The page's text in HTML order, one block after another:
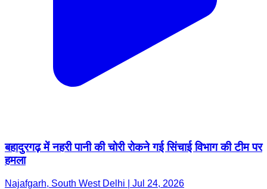
बहादुरगढ़ में नहरी पानी की चोरी रोकने गई सिंचाई विभाग की टीम पर
हमला
Najafgarh, South West Delhi | Jul 24, 2026